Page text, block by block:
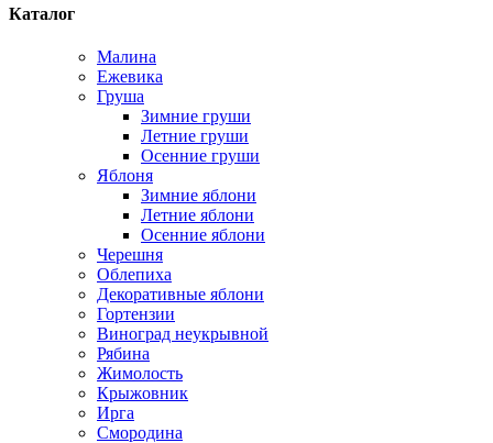
Каталог
Малина
Ежевика
Груша
Зимние груши
Летние груши
Осенние груши
Яблоня
Зимние яблони
Летние яблони
Осенние яблони
Черешня
Облепиха
Декоративные яблони
Гортензии
Виноград неукрывной
Рябина
Жимолость
Крыжовник
Ирга
Смородина